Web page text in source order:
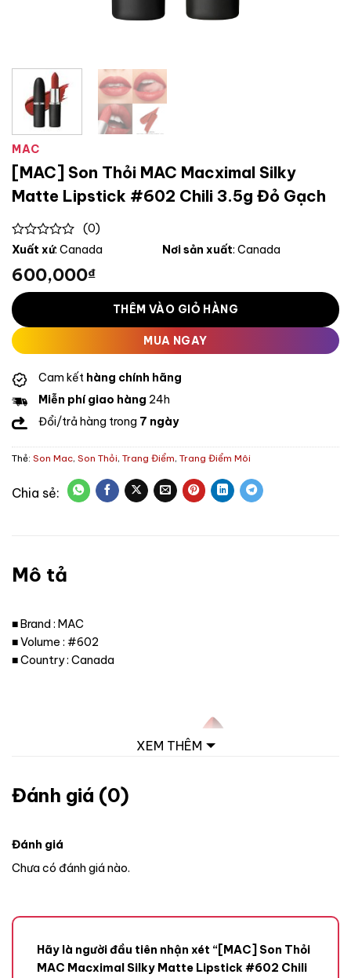
MAC
[MAC] Son Thỏi MAC Macximal Silky
Matte Lipstick #602 Chili 3.5g Đỏ Gạch
0
of
5
(0)
Xuất xứ: Canada Nơi sản xuất: Canada
600,000₫
THÊM VÀO GIỎ HÀNG
MUA NGAY
Cam kết hàng chính hãng
Miễn phí giao hàng 24h
Đổi/trả hàng trong 7 ngày
Thẻ: Son Mac, Son Thỏi, Trang Điểm, Trang Điểm Môi
Mô tả
■ Brand : MAC
■ Volume : #602
■ Country : Canada
XEM THÊM
Đánh giá (0)
Đánh giá
Chưa có đánh giá nào.
Hãy là người đầu tiên nhận xét “[MAC] Son Thỏi
MAC Macximal Silky Matte Lipstick #602 Chili